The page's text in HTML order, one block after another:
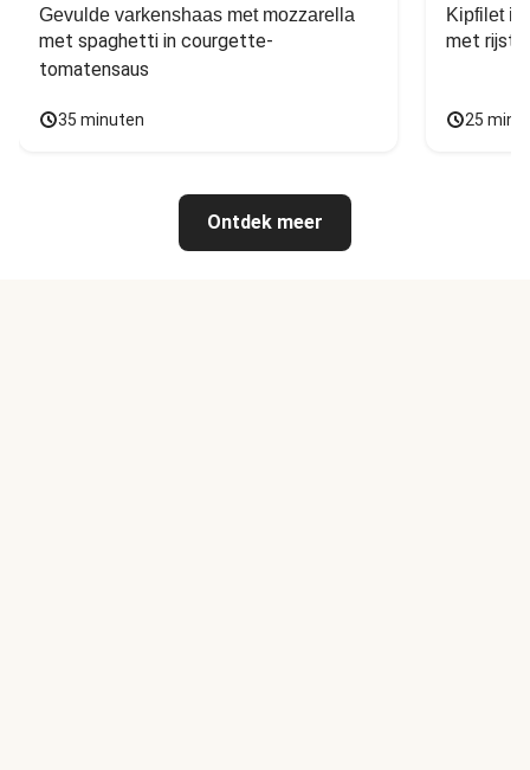
Gevulde varkenshaas met mozzarella
met spaghetti in courgette-
tomatensaus
35 minuten
Kipfilet in
met rijst,
25
Ontdek meer